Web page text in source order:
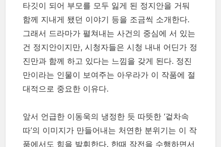
타깃이 되어 부모를 모두 잃게 된 정지안을 거둬
함께 지내게 됐던 이야기 등을 조금씩 소개한다.
그래서 드라마가 펼쳐내는 사건의 중심에 서 있는
건 정지안이지만, 시청자들은 시청 내내 어딘가 정
진만과 함께 하고 있다는 느낌을 갖게 된다. 정진
만이라는 인물이 보여주는 아우라가 이 작품에 절
대적으로 중요한 이유다.
앞서 언급한 이동욱의 냉정한 듯 따뜻한 ‘겉차속
따’의 이미지가 만들어내는 처연한 분위기는 이 작
품에서도 힘을 발휘한다. 한때 작전을 수행하면서